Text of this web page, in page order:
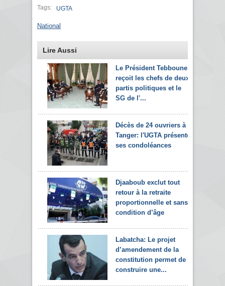
Tags: UGTA
National
Lire Aussi
Le Président Tebboune
reçoit les chefs de deux
partis politiques et le
SG de l'...
Décès de 24 ouvriers à
Tanger: l'UGTA présente
ses condoléances
Djaaboub exclut tout
retour à la retraite
proportionnelle et sans
condition d’âge
Labatcha: Le projet
d’amendement de la
constitution permet de
construire une...